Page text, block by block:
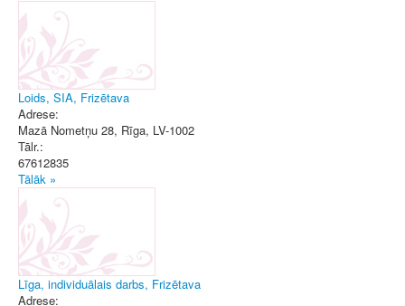
Loids, SIA, Frizētava
Adrese:
Mazā Nometņu 28, Rīga, LV-1002
Tālr.:
67612835
Tālāk »
Līga, individuālais darbs, Frizētava
Adrese: